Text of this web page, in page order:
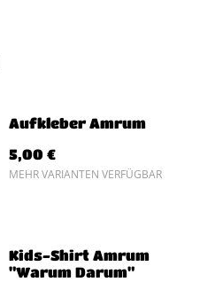
Aufkleber Amrum
5,00 €
MEHR VARIANTEN VERFÜGBAR
Kids-Shirt Amrum
"Warum Darum"